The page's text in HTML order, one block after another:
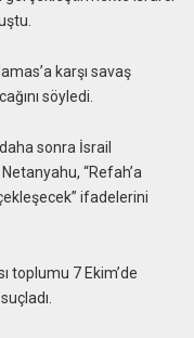
karşı savaş
söyledi.
sonra İsrail
“Refah’a
ifadelerini
toplumu 7 Ekim’de